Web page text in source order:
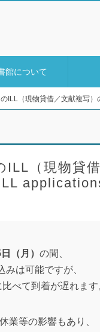
館について
のILL（現物貸借／文献複写
ILL（現物貸
（月） の間、
みは可能ですが、
べて到着が遅れます
業等の影響もあり、